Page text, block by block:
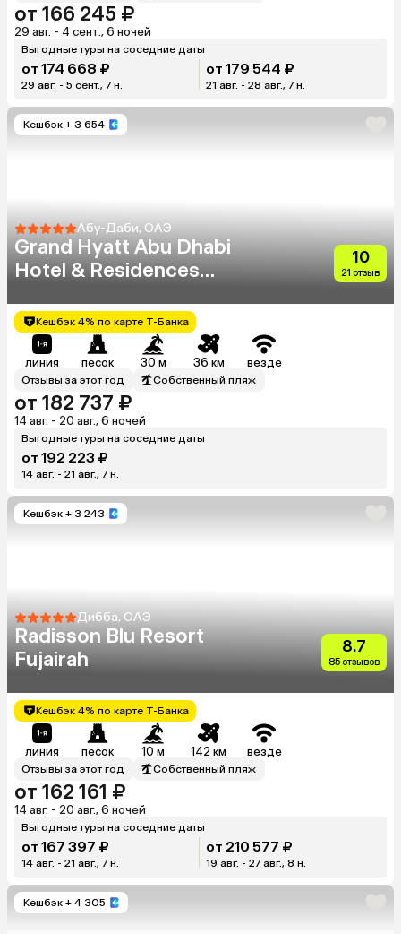
от 166 245 ₽
29 авг. - 4 сент., 6 ночей
Выгодные туры на соседние даты
от 174 668 ₽
29 авг. - 5 сент., 7 н.
от 179 544 ₽
21 авг. - 28 авг., 7 н.
Кешбэк + 3 654
Абу-Даби, ОАЭ
Grand Hyatt Abu Dhabi
Hotel & Residences
10
21 отзыв
Кешбэк 4% по карте Т-Банка
линия песок 30 м 36 км везде
Отзывы за этот год Собственный пляж
от 182 737 ₽
14 авг. - 20 авг., 6 ночей
Выгодные туры на соседние даты
от 192 223 ₽
14 авг. - 21 авг., 7 н.
Кешбэк + 3 243
Дибба, ОАЭ
Radisson Blu Resort
Fujairah
8.7
85 отзывов
Кешбэк 4% по карте Т-Банка
линия песок 10 м 142 км везде
Отзывы за этот год Собственный пляж
от 162 161 ₽
14 авг. - 20 авг., 6 ночей
Выгодные туры на соседние даты
от 167 397 ₽
14 авг. - 21 авг., 7 н.
от 210 577 ₽
19 авг. - 27 авг., 8 н.
Кешбэк + 4 305